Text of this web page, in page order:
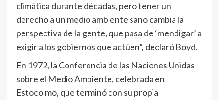
climática durante décadas, pero tener un
derecho a un medio ambiente sano cambia la
perspectiva de la gente, que pasa de ‘mendigar’ a
exigir a los gobiernos que actúen”, declaró Boyd.
En 1972, la Conferencia de las Naciones Unidas
sobre el Medio Ambiente, celebrada en
Estocolmo, que terminó con su propia